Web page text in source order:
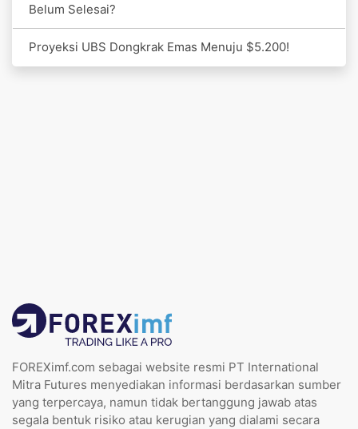
Belum Selesai?
Proyeksi UBS Dongkrak Emas Menuju $5.200!
FOREXimf.com sebagai website resmi PT International
Mitra Futures menyediakan informasi berdasarkan sumber
yang terpercaya, namun tidak bertanggung jawab atas
segala bentuk risiko atau kerugian yang dialami secara